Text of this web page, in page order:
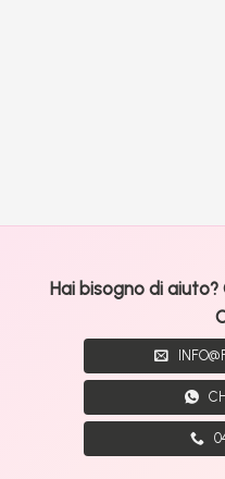
Hai bisogno di